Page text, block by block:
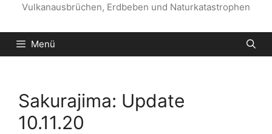
Vulkanausbrüchen, Erdbeben und Naturkatastrophen
Menü
Sakurajima: Update
10.11.20